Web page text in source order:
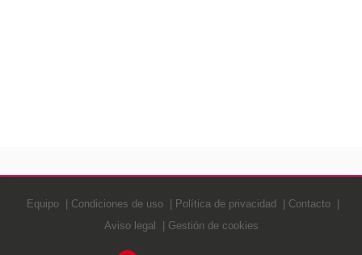
Equipo Condiciones de uso Política de privacidad
Contacto
Aviso legal
Gestión de cookies